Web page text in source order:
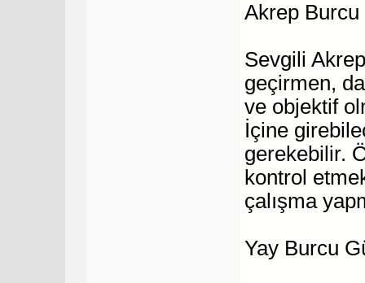
Akrep
Sevgili
geçirmen,
ve objektif
İçine
gerekebilir.
kontrol
çalışma
Yay Burcu